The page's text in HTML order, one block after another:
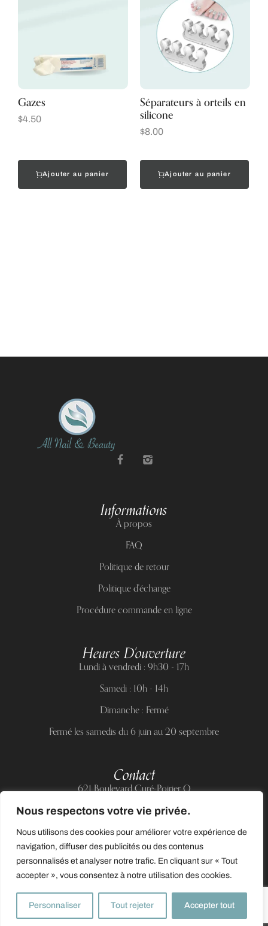
Nous respectons votre vie privée.
Nous utilisons des cookies pour améliorer votre expérience de
navigation, diffuser des publicités ou des contenus
personnalisés et analyser notre trafic. En cliquant sur « Tout
accepter », vous consentez à notre utilisation des cookies.
Personnaliser Tout rejeter Accepter tout
Gazes
$4.50
Ajouter au panier
Séparateurs à orteils en
silicone
$8.00
Ajouter au panier
Informations
À propos
FAQ
Politique de retour
Politique d'échange
Procédure commande en ligne
Heures D'ouverture
Lundi à vendredi : 9h30 - 17h
Samedi : 10h - 14h
Dimanche : Fermé
Fermé les samedis du 6 juin au 20 septembre
Contact
621 Boulevard Curé-Poirier O
Courriel :support@allnailandbeauty.com
© 2025 Tous droits réservés à All Nail & Beauty